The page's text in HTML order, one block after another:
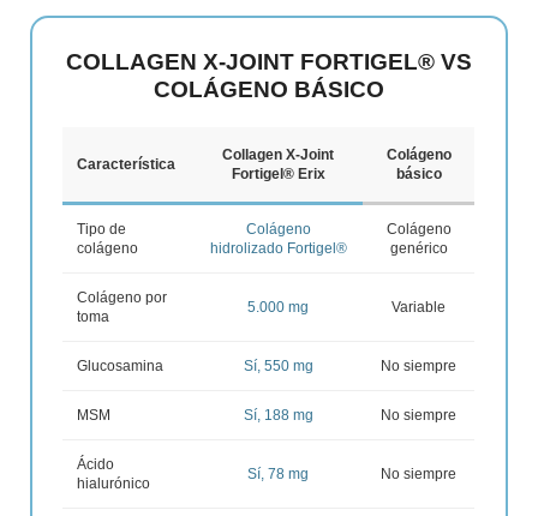
COLLAGEN X-JOINT FORTIGEL® VS
COLÁGENO BÁSICO
Característica
Collagen X-Joint
Fortigel® Erix
Colágeno
básico
Tipo de
colágeno
Colágeno
hidrolizado Fortigel®
Colágeno
genérico
Colágeno por
toma
5.000 mg Variable
Glucosamina Sí, 550 mg No siempre
MSM Sí, 188 mg No siempre
Ácido
hialurónico
Sí, 78 mg No siempre